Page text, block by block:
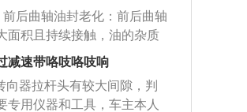
但如果是因为积碳过多引起
需要将三元催化器泡在草酸
的情况得到解决，将清洗剂
中，与燃油混合后，车辆启
以和汽油一起进入到燃烧
习，往右同样也要打相同的
、最后强调要反复练
可以形成肌肉记忆，在真实
，不需要记忆也能打好方
后曲轴油封老化：前后曲轴
面积且持续接触，油的杂质
持续温度变化使其密封效果
导致渗油或漏油。<&list>2、
大：积碳会使活塞环与缸体
减速带咯吱咯吱响
向器拉杆头有较大间隙，判
专用仪器和工具，车主本人